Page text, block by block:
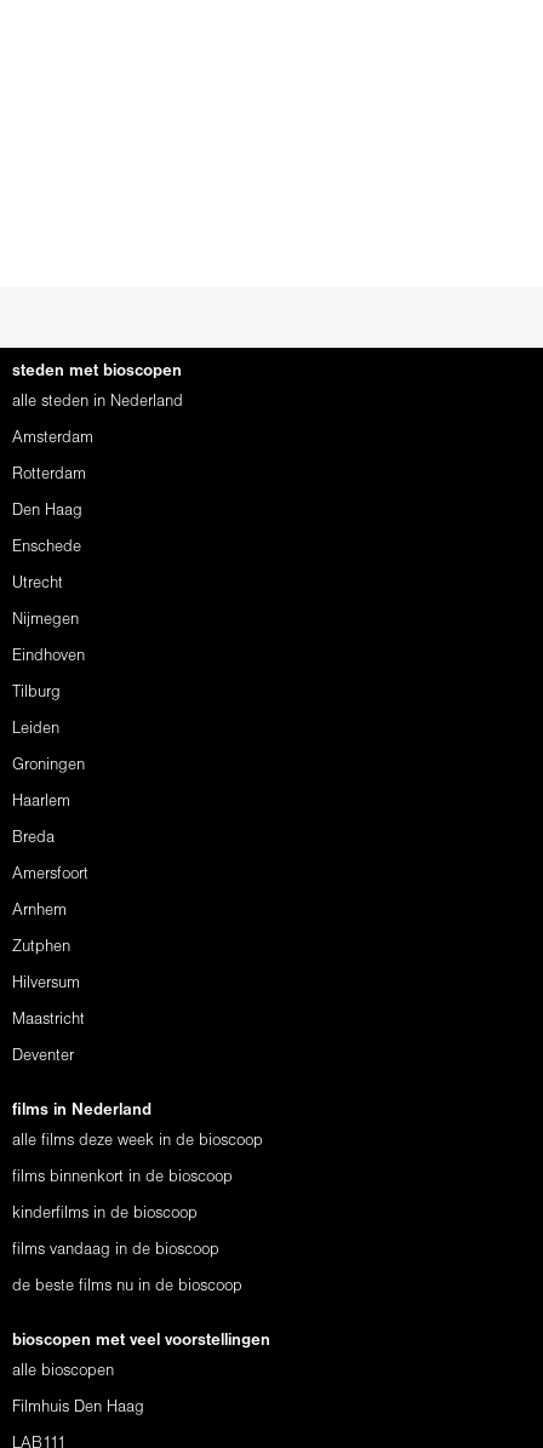
steden met bioscopen
alle steden in Nederland
Amsterdam
Rotterdam
Den Haag
Enschede
Utrecht
Nijmegen
Eindhoven
Tilburg
Leiden
Groningen
Haarlem
Breda
Amersfoort
Arnhem
Zutphen
Hilversum
Maastricht
Deventer
films in Nederland
alle films deze week in de bioscoop
films binnenkort in de bioscoop
kinderfilms in de bioscoop
films vandaag in de bioscoop
de beste films nu in de bioscoop
bioscopen met veel voorstellingen
alle bioscopen
Filmhuis Den Haag
LAB111